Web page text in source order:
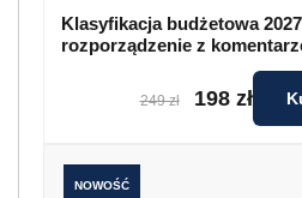
Klasyfikacja budżetowa
rozporządzenie z
249 zł 198 zł
NOWOŚĆ